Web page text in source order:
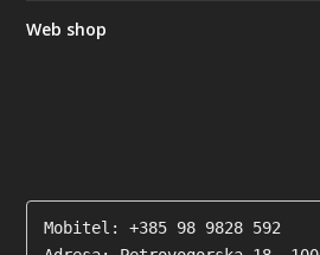
Web shop
Mobitel: +385 98 9828 592